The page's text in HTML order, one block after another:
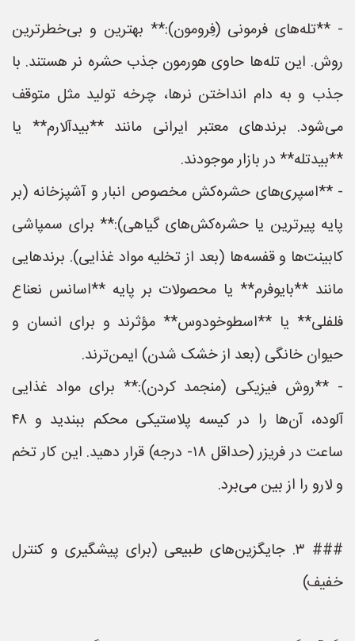
- **تله‌های فرمونی (فِرومون):** بهترین و بی‌خطرترین
روش. این تله‌ها حاوی هورمون جذب حشره نر هستند. با
جذب و به دام انداختن نرها، چرخه تولید مثل متوقف
می‌شود. برندهای معتبر ایرانی مانند **بیدآلارم** یا
**بیدتله** در بازار موجودند.
- **اسپری‌های حشره‌کش مخصوص انبار و آشپزخانه (بر
پایه پیرترین یا حشره‌کش‌های گیاهی):** برای سمپاشی
کابینت‌ها و قفسه‌ها (بعد از تخلیه مواد غذایی). برندهایی
مانند **بایوفرم** یا محصولات بر پایه **اسانس نعناع
فلفلی** یا **اسطوخودوس** مؤثرند و برای انسان و
حیوان خانگی (بعد از خشک شدن) ایمن‌ترند.
- **روش فیزیکی (منجمد کردن):** برای مواد غذایی
آلوده، آن‌ها را در کیسه پلاستیکی محکم ببندید و ۴۸
ساعت در فریزر (حداقل ۱۸- درجه) قرار دهید. این کار تخم
و لارو را از بین می‌برد.
### ۳. جایگزین‌های طبیعی (برای پیشگیری و کنترل
خفیف)